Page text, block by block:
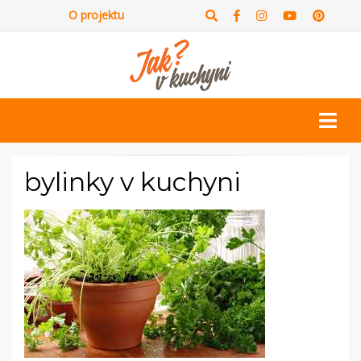
O projektu
bylinky v kuchyni